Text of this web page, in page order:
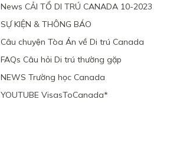
News CẢI TỔ DI TRÚ CANADA 10-2023
SỰ KIỆN & THÔNG BÁO
Câu chuyện Tòa Án về Di trú Canada
FAQs Câu hỏi Di trú thường gặp
NEWS Trường học Canada
YOUTUBE VisasToCanada*